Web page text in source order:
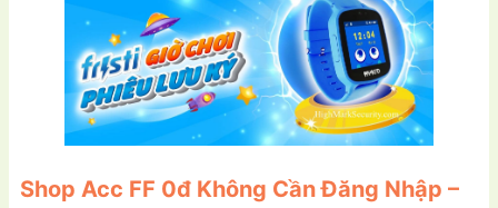
Shop Acc FF 0đ Không Cần Đăng Nhập –